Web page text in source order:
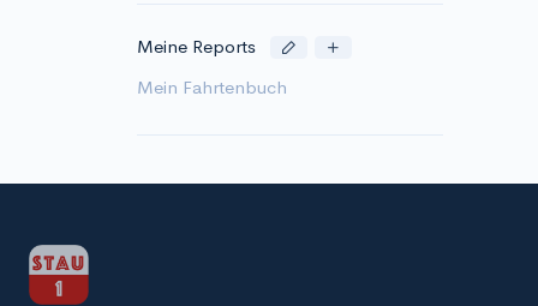
Meine Reports
Mein Fahrtenbuch